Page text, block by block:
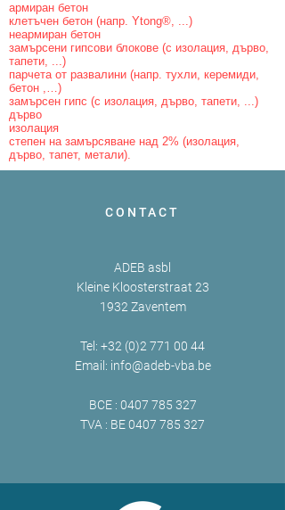
армиран бетон
клетъчен бетон (напр. Ytong®, ...)
неармиран бетон
замърсени гипсови блокове (с изолация, дърво,
тапети, ...)
парчета от развалини (напр. тухли, керемиди,
бетон ,…)
замърсен гипс (с изолация, дърво, тапети, ...)
дърво
изолация
степен на замърсяване над 2% (изолация,
дърво, тапет, метали).
CONTACT
ADEB asbl
Kleine Kloosterstraat 23
1932 Zaventem
Tel: +32 (0)2 771 00 44
Email: info@adeb-vba.be
BCE : 0407 785 327
TVA : BE0407 785 327